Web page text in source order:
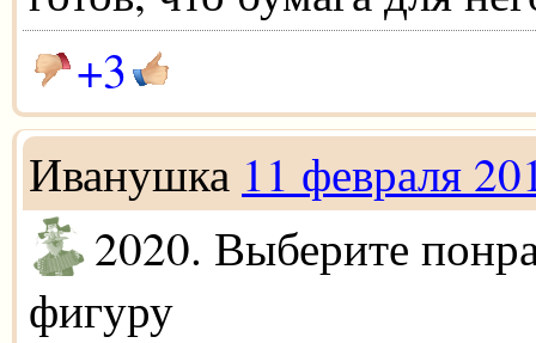
+3
Иванушка 11 февраля
2020. Выберите
фигуру